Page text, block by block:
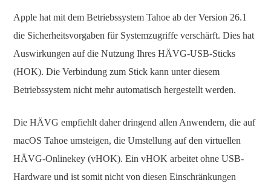
Apple hat mit dem Betriebssystem Tahoe ab der Version 26.1
die Sicherheitsvorgaben für Systemzugriffe verschärft. Dies hat
Auswirkungen auf die Nutzung Ihres HÄVG-USB-Sticks
(HOK). Die Verbindung zum Stick kann unter diesem
Betriebssystem nicht mehr automatisch hergestellt werden.
Die HÄVG empfiehlt daher dringend allen Anwendern, die auf
macOS Tahoe umsteigen, die Umstellung auf den virtuellen
HÄVG-Onlinekey (vHOK). Ein vHOK arbeitet ohne USB-
Hardware und ist somit nicht von diesen Einschränkungen